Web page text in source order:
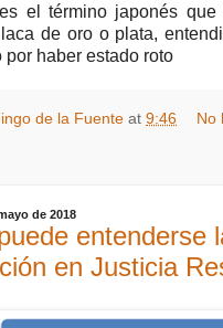
el término japonés
de oro o plata,
por haber estado roto
de la Fuente at 9:46 No
de 2018
entenderse
en Justicia